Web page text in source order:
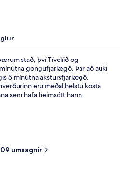
stað, því Tívolíið og
göngufjarlægð. Þar að auki
5 mínútna akstursfjarlægð.
eru meðal helstu kosta
sem hafa heimsótt hann.
og Rådhuspladsen-
umsagnir